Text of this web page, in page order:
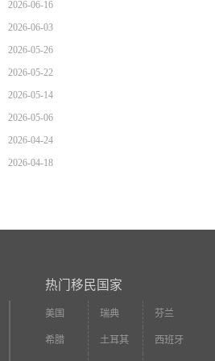
2026-06-16
2026-06-03
2026-05-26
2026-05-22
2026-05-14
2026-05-06
2026-04-24
2026-04-18
热门移民国家
美国 瑞典 芬兰
希腊 土耳其 西班牙